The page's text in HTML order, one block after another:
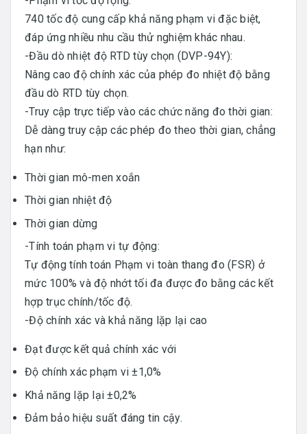
740 tốc độ cung cấp khả năng phạm vi đặc biệt,
đáp ứng nhiều nhu cầu thử nghiệm khác nhau.
-Đầu dò nhiệt độ RTD tùy chọn (DVP-94Y):
Nâng cao độ chính xác của phép đo nhiệt độ bằng
đầu dò RTD tùy chọn.
-Truy cập trực tiếp vào các chức năng đo thời gian:
Dễ dàng truy cập các phép đo theo thời gian, chẳng
hạn như:
Thời gian mô-men xoắn
Thời gian nhiệt độ
Thời gian dừng
-Tính toán phạm vi tự động:
Tự động tính toán Phạm vi toàn thang đo (FSR) ở
mức 100% và độ nhớt tối đa được đo bằng các kết
hợp trục chính/tốc độ.
-Độ chính xác và khả năng lặp lại cao
Đạt được kết quả chính xác với
Độ chính xác phạm vi ±1,0%
Khả năng lặp lại ±0,2%
Đảm bảo hiệu suất đáng tin cậy.